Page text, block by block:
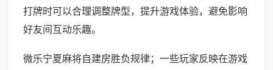
打牌时可以合理调整牌型，提升游戏体验，避免影响
好友间互动乐趣。
微乐宁夏麻将自建房胜负规律；一些玩家反映在游戏